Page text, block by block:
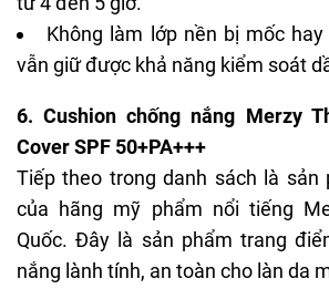
Không làm lớp nền bị mốc
vẫn giữ được khả năng kiểm soát
6. Cushion chống nắng Merzy
Cover SPF 50+PA+++
Tiếp theo trong danh sách là sản
của hãng mỹ phẩm nổi tiếng
Quốc. Đây là sản phẩm trang
nắng lành tính, an toàn cho làn da